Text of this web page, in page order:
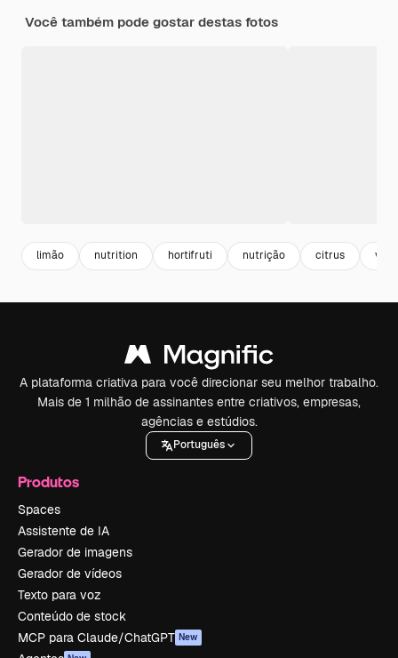
Você também pode gostar destas fotos
limão nutrition hortifruti nutrição citrus
A plataforma criativa para você direcionar seu melhor trabalho.
Mais de 1 milhão de assinantes entre criativos, empresas,
agências e estúdios.
Português
Produtos
Spaces
Assistente de IA
Gerador de imagens
Gerador de vídeos
Texto para voz
Conteúdo de stock
MCP para Claude/ChatGPT New